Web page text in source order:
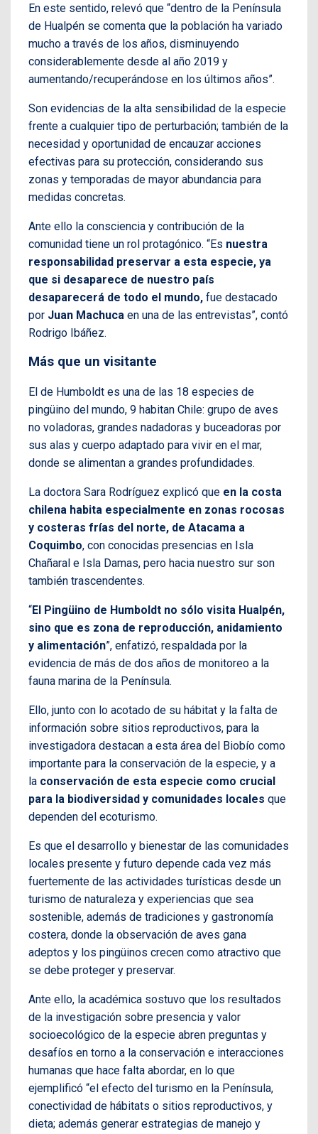
En este sentido, relevó que “dentro de la Península
de Hualpén se comenta que la población ha variado
mucho a través de los años, disminuyendo
considerablemente desde al año 2019 y
aumentando/recuperándose en los últimos años”.
Son evidencias de la alta sensibilidad de la especie
frente a cualquier tipo de perturbación; también de la
necesidad y oportunidad de encauzar acciones
efectivas para su protección, considerando sus
zonas y temporadas de mayor abundancia para
medidas concretas.
Ante ello la consciencia y contribución de la
comunidad tiene un rol protagónico. “Es nuestra
responsabilidad preservar a esta especie, ya
que si desaparece de nuestro país
desaparecerá de todo el mundo, fue destacado
por Juan Machuca en una de las entrevistas”, contó
Rodrigo Ibáñez.
Más que un visitante
El de Humboldt es una de las 18 especies de
pingüino del mundo, 9 habitan Chile: grupo de aves
no voladoras, grandes nadadoras y buceadoras por
sus alas y cuerpo adaptado para vivir en el mar,
donde se alimentan a grandes profundidades.
La doctora Sara Rodríguez explicó que en la costa
chilena habita especialmente en zonas rocosas
y costeras frías del norte, de Atacama a
Coquimbo, con conocidas presencias en Isla
Chañaral e Isla Damas, pero hacia nuestro sur son
también trascendentes.
“El Pingüino de Humboldt no sólo visita Hualpén,
sino que es zona de reproducción, anidamiento
y alimentación”, enfatizó, respaldada por la
evidencia de más de dos años de monitoreo a la
fauna marina de la Península.
Ello, junto con lo acotado de su hábitat y la falta de
información sobre sitios reproductivos, para la
investigadora destacan a esta área del Biobío como
importante para la conservación de la especie, y a
la conservación de esta especie como crucial
para la biodiversidad y comunidades locales que
dependen del ecoturismo.
Es que el desarrollo y bienestar de las comunidades
locales presente y futuro depende cada vez más
fuertemente de las actividades turísticas desde un
turismo de naturaleza y experiencias que sea
sostenible, además de tradiciones y gastronomía
costera, donde la observación de aves gana
adeptos y los pingüinos crecen como atractivo que
se debe proteger y preservar.
Ante ello, la académica sostuvo que los resultados
de la investigación sobre presencia y valor
socioecológico de la especie abren preguntas y
desafíos en torno a la conservación e interacciones
humanas que hace falta abordar, en lo que
ejemplificó “el efecto del turismo en la Península,
conectividad de hábitats o sitios reproductivos, y
dieta; además generar estrategias de manejo y